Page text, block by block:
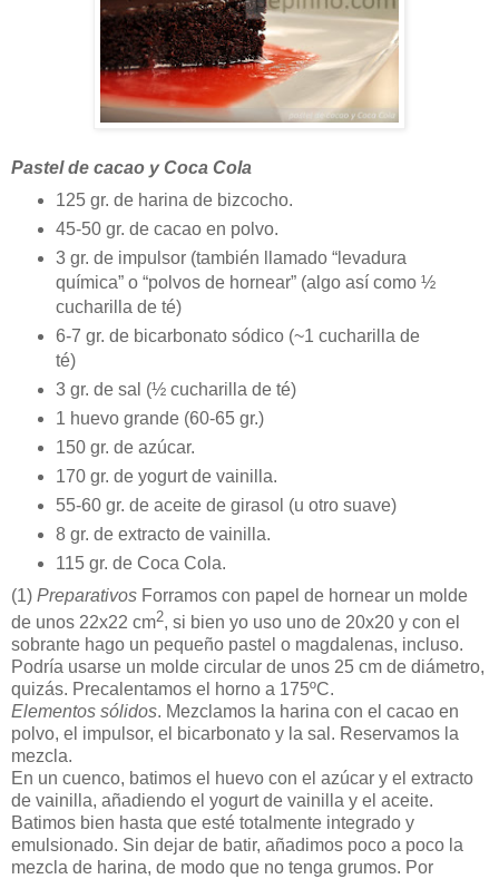
Pastel de cacao y Coca Cola
125 gr. de harina de bizcocho.
45-50 gr. de cacao en polvo.
3 gr. de impulsor (también llamado “levadura
química” o “polvos de hornear” (algo así como ½
cucharilla de té)
6-7 gr. de bicarbonato sódico (~1 cucharilla de
té)
3 gr. de sal (½ cucharilla de té)
1 huevo grande (60-65 gr.)
150 gr. de azúcar.
170 gr. de yogurt de vainilla.
55-60 gr. de aceite de girasol (u otro suave)
8 gr. de extracto de vainilla.
115 gr. de Coca Cola.
(1) Preparativos Forramos con papel de hornear un molde
de unos 22x22 cm2, si bien yo uso uno de 20x20 y con el
sobrante hago un pequeño pastel o magdalenas, incluso.
Podría usarse un molde circular de unos 25 cm de diámetro,
quizás. Precalentamos el horno a 175ºC.
Elementos sólidos. Mezclamos la harina con el cacao en
polvo, el impulsor, el bicarbonato y la sal. Reservamos la
mezcla.
En un cuenco, batimos el huevo con el azúcar y el extracto
de vainilla, añadiendo el yogurt de vainilla y el aceite.
Batimos bien hasta que esté totalmente integrado y
emulsionado. Sin dejar de batir, añadimos poco a poco la
mezcla de harina, de modo que no tenga grumos. Por